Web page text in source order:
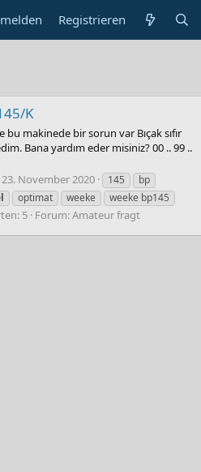
Registrieren
K
bu makinede bir sorun var Bıçak sıfır
Bana yardım eder misiniz? 00 .. 99 ..
23. November 2020 145
bp
optimat weeke
weeke bp145
5 Forum:Amateur fragt